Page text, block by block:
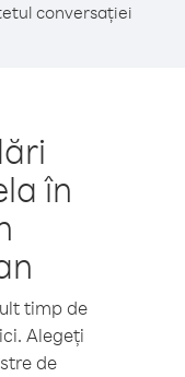
conversației
în
timp de
Alegeți
de